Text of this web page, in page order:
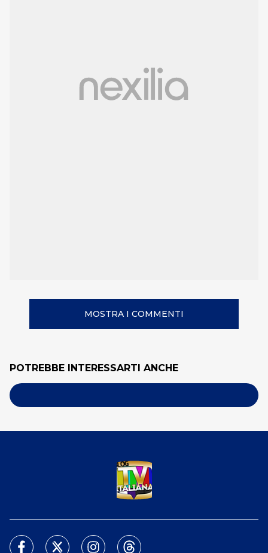
MOSTRA I COMMENTI
POTREBBE INTERESSARTI ANCHE